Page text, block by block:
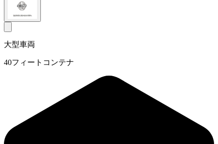
大型車両
40フィートコンテナ